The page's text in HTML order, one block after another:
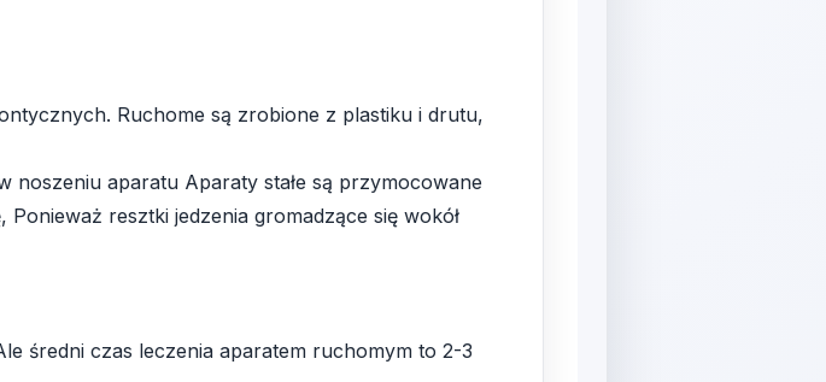
Ruchome są zrobione z plastiku i drutu,
noszeniu aparatu Aparaty stałe są przymocowane
resztki jedzenia gromadzące się wokół
średni czas leczenia aparatem ruchomym to 2-3